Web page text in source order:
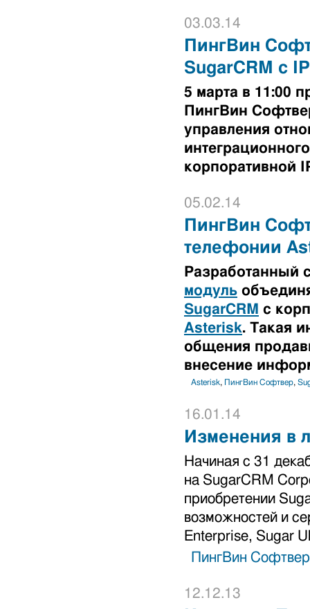
03.03.14
ПингВин
SugarCRM с
5 марта в 11:00
ПингВин
управления
корпоративной
05.02.14
ПингВин
телефонии
Разработанный
модуль
SugarCRM с
Asterisk. Такая
общения
внесение
Asterisk, ПингВин Софтвер,
16.01.14
Изменения в
Начиная с 31
на SugarCRM
приобретении
возможностей и
Enterprise, Sugar
ПингВин Софтвер
12.12.13